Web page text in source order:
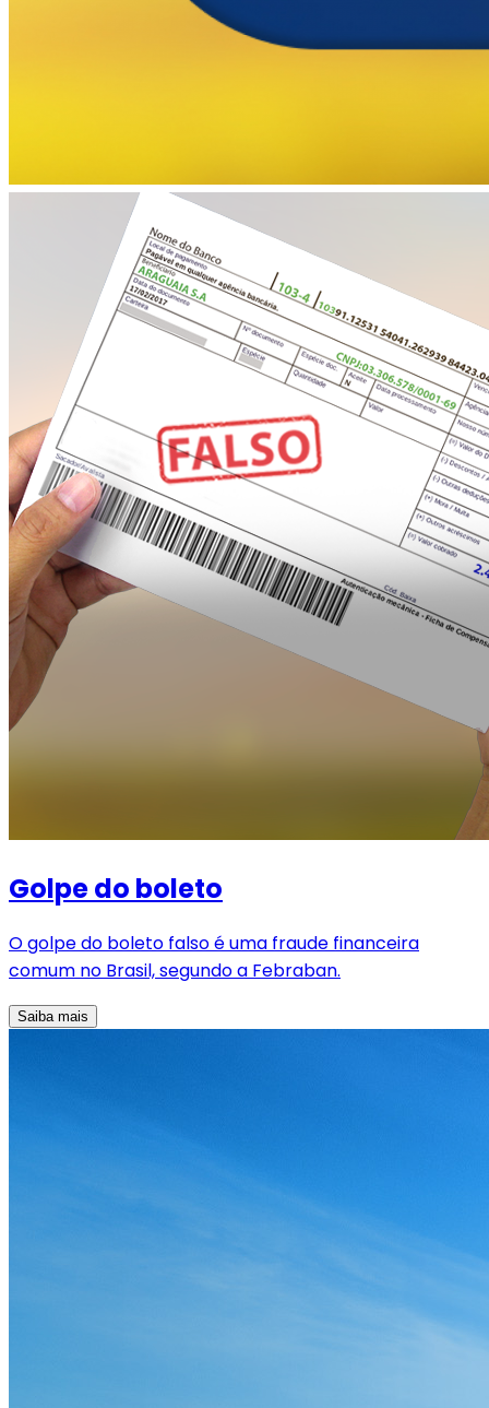
Golpe do boleto
O golpe do boleto falso é uma fraude financeira
comum no Brasil, segundo a Febraban.
Saiba mais